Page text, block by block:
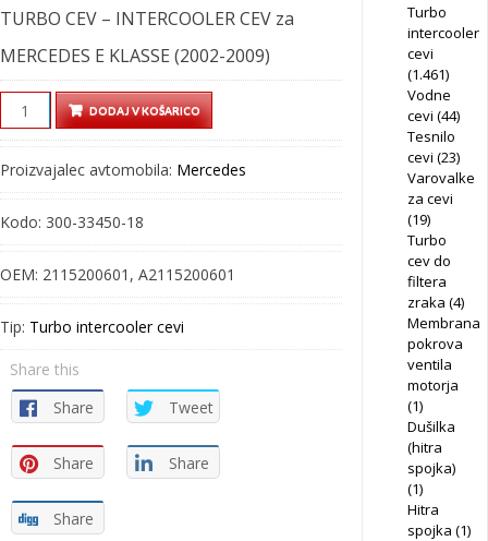
TURBO CEV – INTERCOOLER CEV za
MERCEDES E KLASSE (2002-2009)
TURBO
CEV
INTERCOOLER
–
33450-
quantity
DODAJ V KOŠARICO
Proizvajalec avtomobila: Mercedes
Kodo: 300-33450-18
OEM: 2115200601, A2115200601
Tip: Turbo intercooler cevi
Share this
Share
Tweet
Share Share
Share
Turbo
intercooler
cevi
(1.461)
Vodne
cevi (44)
Tesnilo
cevi (23)
Varovalke
za cevi
(19)
Turbo
cev do
filtera
zraka (4)
Membrana
pokrova
ventila
motorja
(1)
Dušilka
(hitra
spojka)
(1)
Hitra
spojka (1)